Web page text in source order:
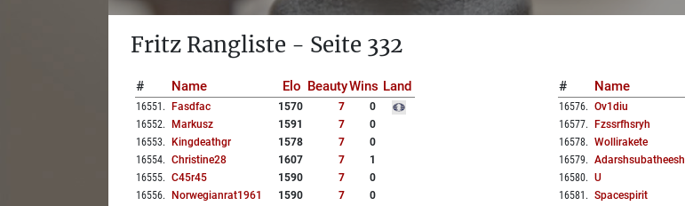
Fritz Rangliste - Seite 332
# Name Elo BeautyWins Land
16551 . Fasdfac 1570 7
0
16552. Markusz 1591 7
0
16553. Kingdeathgr 1578 7
0
16554. Christine28 1607 7
1
16555. C45r45 1590 7
0
16556. Norwegianrat1961 1590 7
0
# Name
16576. Ov1diu
16577. Fzssrfhsryh
16578. Wollirakete
16579. Adarshsubatheesh
16580. U
16581 . Spacespirit